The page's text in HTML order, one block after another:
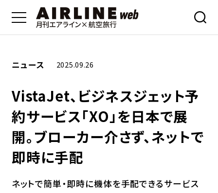
ニュース 2025.09.26
VistaJet、ビジネスジェット予
約サービス「XO」を日本で展
開。ブローカー介さず、ネットで
即時に手配
ネットで簡単・即時に機体を手配できるサービス